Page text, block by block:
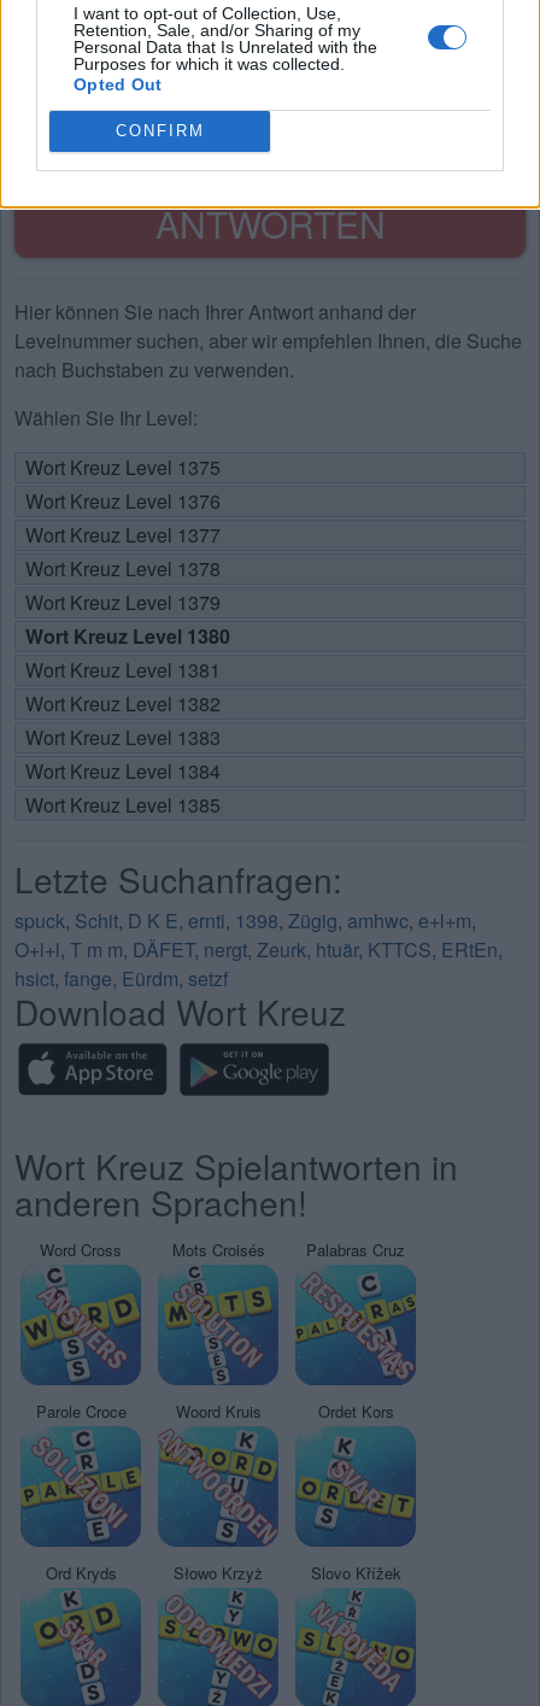
I want to opt-out of Collection, Use,
Retention, Sale, and/or Sharing of my
Personal Data that Is Unrelated with the
Purposes for which it was collected.
Opted Out
CONFIRM
U
H
U
T
M S
SUCHE NACH WEITEREN
ANTWORTEN
Hier können Sie nach Ihrer Antwort anhand der
Levelnummer suchen, aber wir empfehlen Ihnen, die Suche
nach Buchstaben zu verwenden.
Wählen Sie Ihr Level:
Wort Kreuz Level 1375
Wort Kreuz Level 1376
Wort Kreuz Level 1377
Wort Kreuz Level 1378
Wort Kreuz Level 1379
Wort Kreuz Level 1380
Wort Kreuz Level 1381
Wort Kreuz Level 1382
Wort Kreuz Level 1383
Wort Kreuz Level 1384
Wort Kreuz Level 1385
Letzte Suchanfragen:
spuck, Schit, D K E, ernti, 1398, Zügig, amhwc, e+l+m,
O+l+l, T m m, DÄFET, nergt, Zeurk, htuär, KTTCS, ERtEn,
hsict, fange, Eürdm, setzf
Download Wort Kreuz
Wort Kreuz Spielantworten in
anderen Sprachen!
Word Cross Mots Croisés Palabras Cruz
Parole Croce Woord Kruis Ordet Kors
Ord Kryds Słowo Krzyż Slovo Křížek